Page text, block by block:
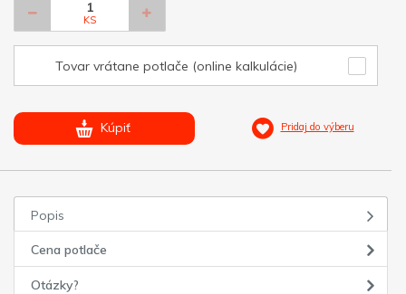
KS
Tovar vrátane potlače (online kalkulácie)
Kúpiť Pridaj do výberu
Popis
Cena potlače
Otázky?